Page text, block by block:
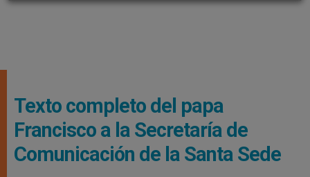
Texto completo del papa
Francisco a la Secretaría de
Comunicación de la Santa Sede